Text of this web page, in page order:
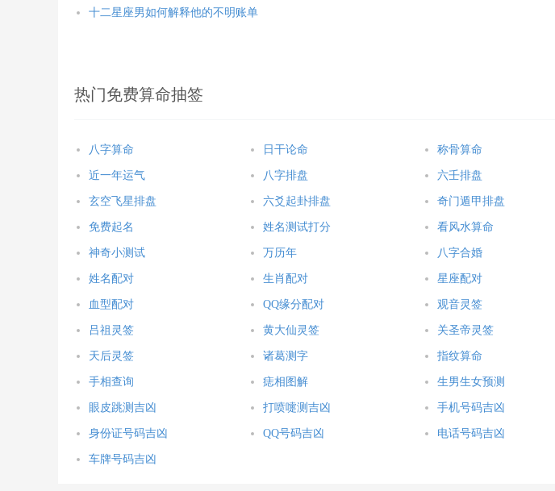
十二星座男如何解释他的不明账单
热门免费算命抽签
八字算命 日干论命 称骨算命
近一年运气 八字排盘 六壬排盘
玄空飞星排盘 六爻起卦排盘 奇门遁甲排盘
免费起名 姓名测试打分 看风水算命
神奇小测试 万历年 八字合婚
姓名配对 生肖配对 星座配对
血型配对 QQ缘分配对 观音灵签
吕祖灵签 黄大仙灵签 关圣帝灵签
天后灵签 诸葛测字 指纹算命
手相查询 痣相图解 生男生女预测
眼皮跳测吉凶 打喷嚏测吉凶 手机号码吉凶
身份证号码吉凶 QQ号码吉凶 电话号码吉凶
车牌号码吉凶